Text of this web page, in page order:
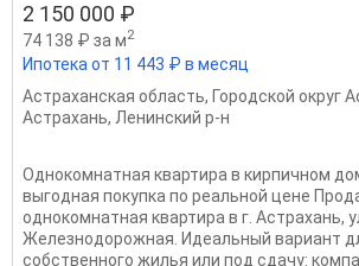
2 150 000 ₽
74 138 ₽ за м2
Ипотека от 11 443 ₽ в месяц
Астраханская область, Городской округ
Астрахань, Ленинский р-н
Однокомнатная квартира в кирпичном
выгодная покупка по реальной цене
однокомнатная квартира в г. Астрахань,
Железнодорожная. Идеальный вариант
собственного жилья или под сдачу: